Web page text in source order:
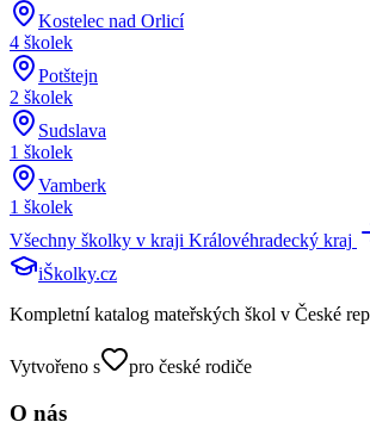
Kostelec nad Orlicí
4 školek
Potštejn
2 školek
Sudslava
1 školek
Vamberk
1 školek
Všechny školky v kraji Královéhradecký kraj
iŠkolky.cz
Kompletní katalog mateřských škol v České
Vytvořeno s pro české rodiče
O nás